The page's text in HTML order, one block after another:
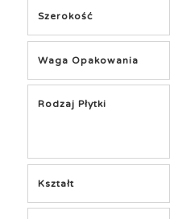
Szerokość
Waga Opakowania
Rodzaj Płytki
Kształt